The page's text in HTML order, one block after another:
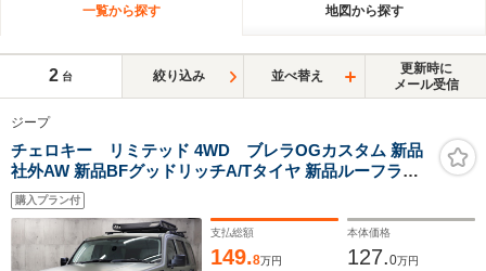
一覧から探す 地図から探す
2 台 絞り込み 並べ替え
更新時に
メール受信
ジープ
チェロキー リミテッド 4WD ブレラOGカスタム 新品
社外AW 新品BFグッドリッチA/Tタイヤ 新品ルーフラッ
ク マットブラック塗分 本革シート シートヒーター&メモ
リ機能付 社外ナビ バックカメラ サイドカメラ クルコ
ン キーレス
購入プラン付
支払総額
149.8万円
本体価格
127.0万円